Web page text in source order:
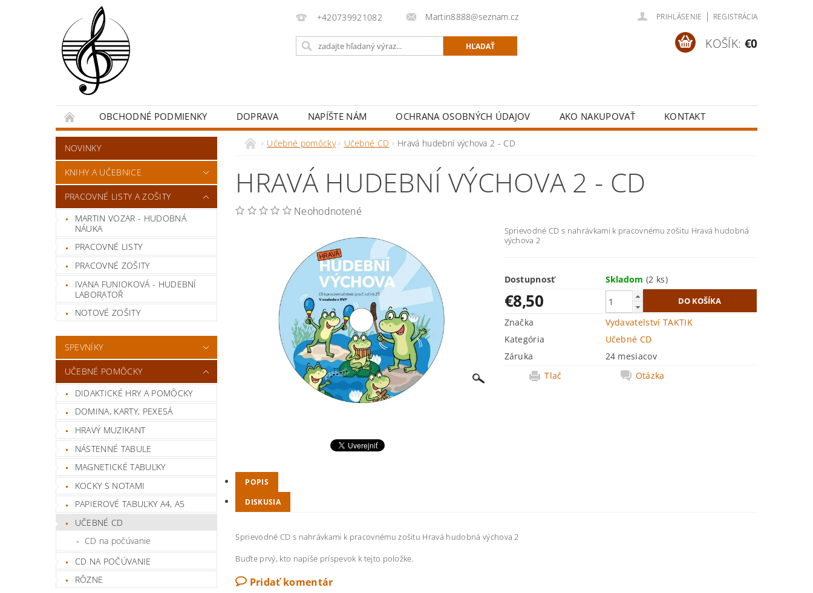
+420739921082 Martin8888@seznam.cz PRIHLÁSENIE | REGISTRÁCIA
KOŠÍK: €0
OBCHODNÉ PODMIENKY DOPRAVA NAPÍŠTE NÁM OCHRANA OSOBNÝCH ÚDAJOV AKO NAKUPOVAŤ KONTAKT
NOVINKY
KNIHY A UČEBNICE
PRACOVNÉ LISTY A ZOŠITY
MARTIN VOZAR - HUDOBNÁ
NÁUKA
PRACOVNÉ LISTY
PRACOVNÉ ZOŠITY
IVANA FUNIOKOVÁ - HUDEBNÍ
LABORATOŘ
NOTOVÉ ZOŠITY
SPEVNÍKY
UČEBNÉ POMÔCKY
DIDAKTICKÉ HRY A POMÔCKY
DOMINA, KARTY, PEXESÁ
HRAVÝ MUZIKANT
NÁSTENNÉ TABULE
MAGNETICKÉ TABUĽKY
KOCKY S NOTAMI
PAPIEROVÉ TABUĽKY A4, A5
UČEBNÉ CD
CD na počúvanie
CD NA POČÚVANIE
RÔZNE
Učebné pomôcky Učebné CD Hravá hudební výchova 2 - CD
HRAVÁ HUDEBNÍ VÝCHOVA 2 - CD
Neohodnotené
Sprievodné CD s nahrávkami k pracovnému zošitu Hravá hudobná
výchova 2
Dostupnosť Skladom(2 ks)
€8,50
Značka
Vydavatelství TAKTIK
Kategória
Učebné CD
Záruka
24 mesiacov
Tlač
Otázka
POPIS
DISKUSIA
Sprievodné CD s nahrávkami k pracovnému zošitu Hravá hudobná výchova 2
Buďte prvý, kto napíše príspevok k tejto položke.
Pridať komentár